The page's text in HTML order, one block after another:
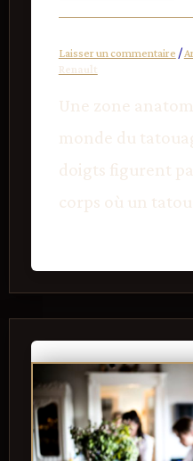
Laisser un commentaire /
Renault
Une zone
monde du
doigts figurent
corps où un